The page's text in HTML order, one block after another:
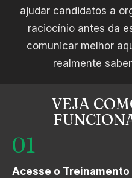
ajudar candidatos a
raciocínio antes da
comunicar melhor
realmente
VEJA
01
Acesse o Treinamento